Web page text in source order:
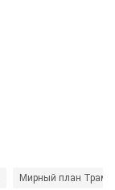
Мирный план